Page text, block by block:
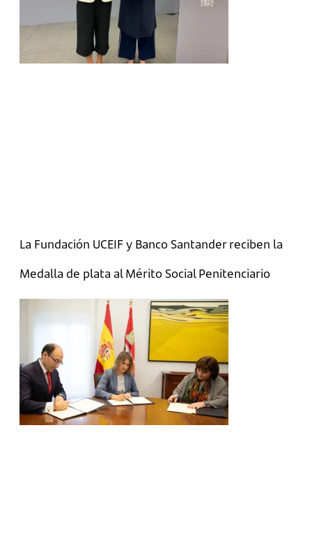
La Fundación UCEIF y Banco Santander reciben la
Medalla de plata al Mérito Social Penitenciario